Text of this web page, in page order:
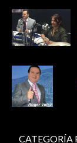
CATEGORÍA